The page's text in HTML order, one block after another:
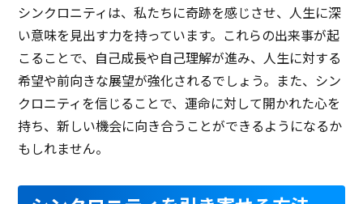
シンクロニティは、私たちに奇跡を感じさせ、人生に深
い意味を見出す力を持っています。これらの出来事が起
こることで、自己成長や自己理解が進み、人生に対する
希望や前向きな展望が強化されるでしょう。また、シン
クロニティを信じることで、運命に対して開かれた心を
持ち、新しい機会に向き合うことができるようになるか
もしれません。